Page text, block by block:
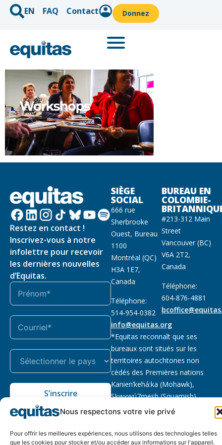
Nous respectons votre vie privé
Pour offrir les meilleures expériences, nous utilisons des technologies telles
que les cookies pour stocker et/ou accéder aux informations sur l'appareil.
EN FAQ Contact Donnez
Restez en contact !
Inscrivez-vous à notre
infolettre pour recevoir
les dernières nouvelles
d’Equitas.
S’inscrire
SIÈGE
SOCIAL
666 rue
Sherbrooke
Ouest, Bureau
1100
Montréal (QC)
H3A 1E7,
Canada
Téléphone:
514-954-0382
info@equitas.org
BUREAU EN
COLOMBIE-
#213-312 Main
Street
Vancouver (BC)
V6A 2T2,
Canada
Téléphone:
604-876-4881
*Equitas reconnaît que ses
bureaux sont situés sur les
territoires autochtones non
cédés des Premières nations
Kanien’kehá:ka (Mohawk),
Sḵwx̱wú7mesh (Squamish),
səl̓ilwətaɁɬ (Tsleil Waututh) et
Lire la suite